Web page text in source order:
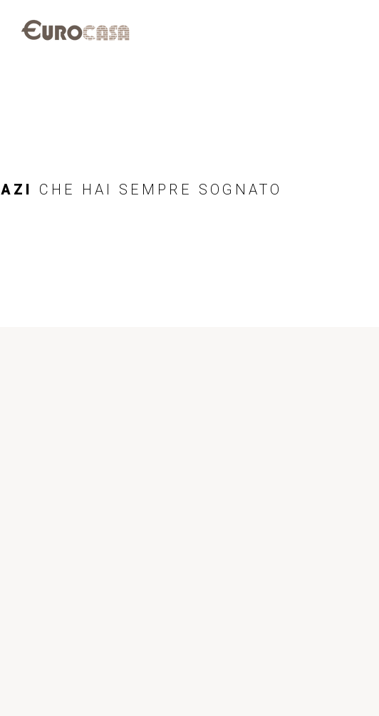
CHE HAI SEMPRE SOGNATO